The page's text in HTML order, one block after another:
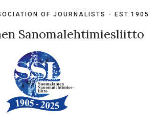
OF JOURNALISTS - EST.1905
Sanomalehtimiesliitto